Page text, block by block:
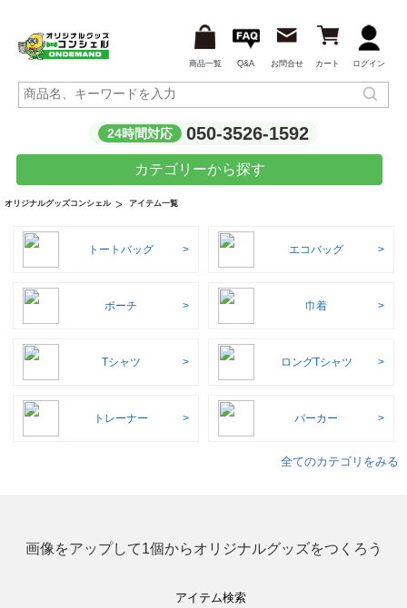
商品一覧 Q&A お問合せ カート ログイン
24時間対応 050-3526-1592
カテゴリーから探す
オリジナルグッズコンシェル アイテム一覧
トートバッグ エコバッグ
ポーチ 巾着
Tシャツ ロングTシャツ
トレーナー パーカー
全てのカテゴリをみる
画像をアップして1個からオリジナルグッズをつくろう
アイテム検索